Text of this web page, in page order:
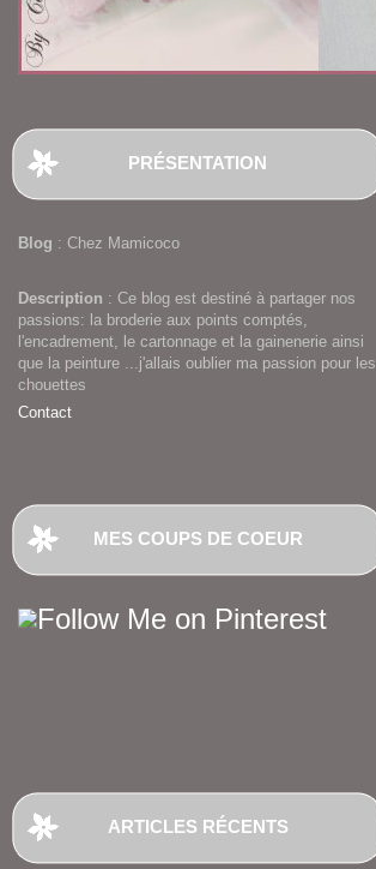
PRÉSENTATION
Blog : Chez Mamicoco
Description : Ce blog est destiné à partager nos
passions: la broderie aux points comptés,
l'encadrement, le cartonnage et la gainenerie ainsi
que la peinture ...j'allais oublier ma passion pour les
chouettes
Contact
MES COUPS DE COEUR
ARTICLES RÉCENTS